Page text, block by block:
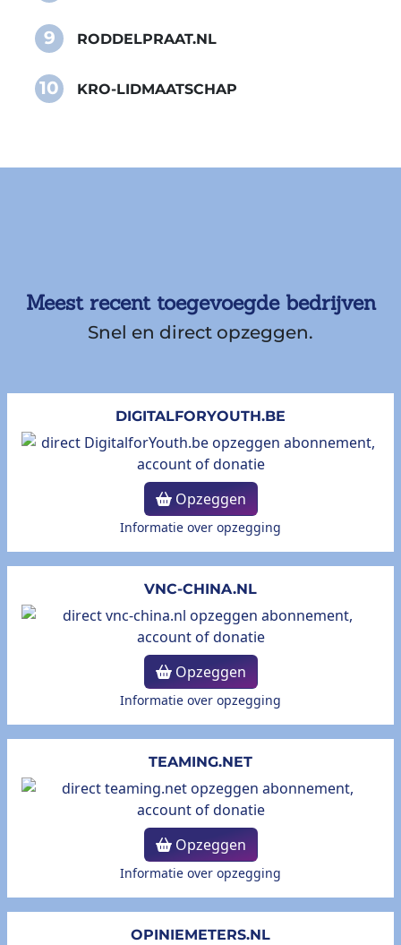
9 RODDELPRAAT.NL
10 KRO-LIDMAATSCHAP
Meest recent toegevoegde bedrijven
Snel en direct opzeggen.
DIGITALFORYOUTH.BE
Opzeggen
Informatie over opzegging
VNC-CHINA.NL
Opzeggen
Informatie over opzegging
TEAMING.NET
Opzeggen
Informatie over opzegging
OPINIEMETERS.NL